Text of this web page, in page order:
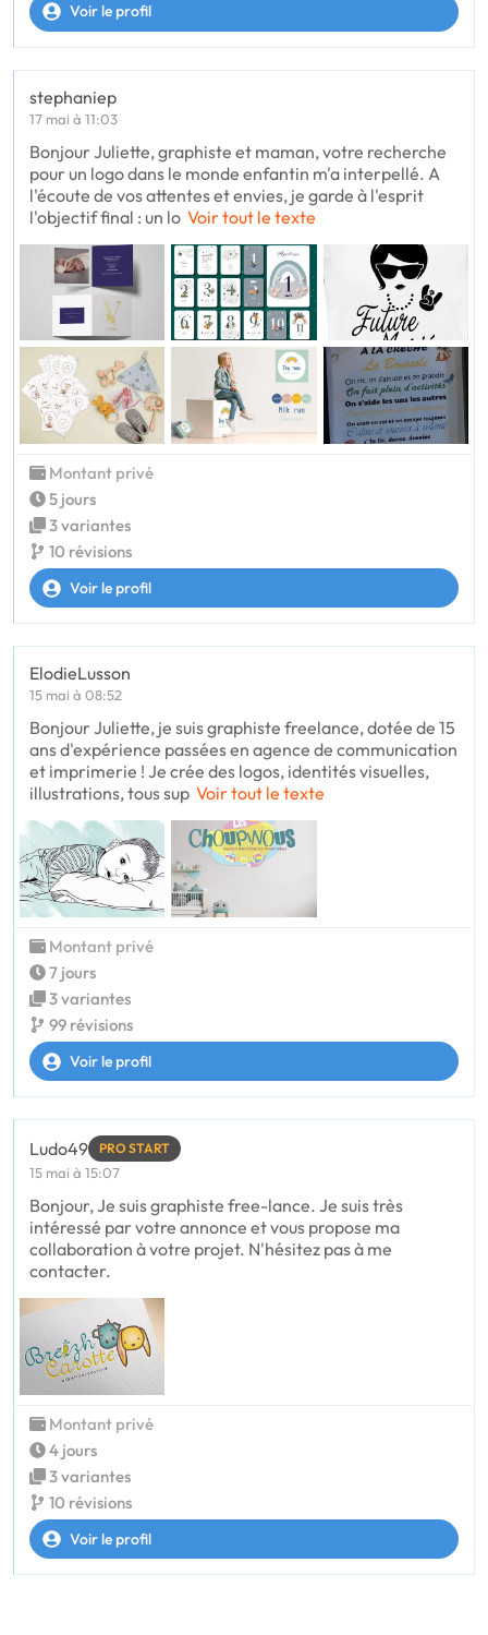
Voir le profil
stephaniep
17 mai à 11:03
Bonjour Juliette, graphiste et maman, votre recherche
pour un logo dans le monde enfantin m'a interpellé. A
l'écoute de vos attentes et envies, je garde à l'esprit
l'objectif final : un lo Voir tout le texte
Montant privé
5 jours
3 variantes
10 révisions
Voir le profil
ElodieLusson
15 mai à 08:52
Bonjour Juliette, je suis graphiste freelance, dotée de 15
ans d'expérience passées en agence de communication
et imprimerie ! Je crée des logos, identités visuelles,
illustrations, tous sup Voir tout le texte
Montant privé
7 jours
3 variantes
99 révisions
Voir le profil
Ludo49 PRO START
15 mai à 15:07
Bonjour, Je suis graphiste free-lance. Je suis très
intéressé par votre annonce et vous propose ma
collaboration à votre projet. N'hésitez pas à me
contacter.
Montant privé
4 jours
3 variantes
10 révisions
Voir le profil